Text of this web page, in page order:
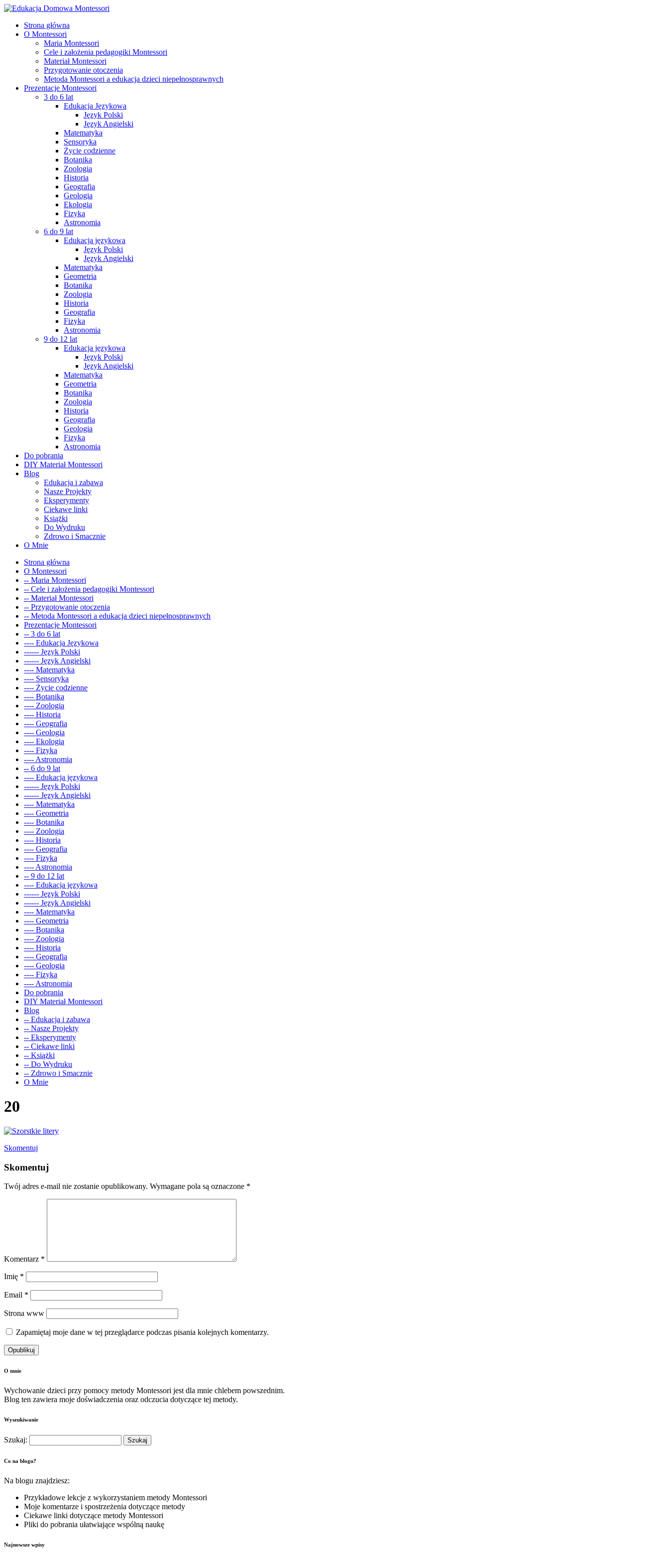
Strona główna
O Montessori
Maria Montessori
Cele i założenia pedagogiki Montessori
Materiał Montessori
Przygotowanie otoczenia
Metoda Montessori a edukacja dzieci niepełnosprawnych
Prezentacje Montessori
3 do 6 lat
Edukacja Językowa
Język Polski
Język Angielski
Matematyka
Sensoryka
Życie codzienne
Botanika
Zoologia
Historia
Geografia
Geologia
Ekologia
Fizyka
Astronomia
6 do 9 lat
Edukacja językowa
Język Polski
Język Angielski
Matematyka
Geometria
Botanika
Zoologia
Historia
Geografia
Fizyka
Astronomia
9 do 12 lat
Edukacja językowa
Język Polski
Język Angielski
Matematyka
Geometria
Botanika
Zoologia
Historia
Geografia
Geologia
Fizyka
Astronomia
Do pobrania
DIY Materiał Montessori
Blog
Edukacja i zabawa
Nasze Projekty
Eksperymenty
Ciekawe linki
Książki
Do Wydruku
Zdrowo i Smacznie
O Mnie
Strona główna
O Montessori
-- Maria Montessori
-- Cele i założenia pedagogiki Montessori
-- Materiał Montessori
-- Przygotowanie otoczenia
-- Metoda Montessori a edukacja dzieci niepełnosprawnych
Prezentacje Montessori
-- 3 do 6 lat
---- Edukacja Językowa
------ Język Polski
------ Język Angielski
---- Matematyka
---- Sensoryka
---- Życie codzienne
---- Botanika
---- Zoologia
---- Historia
---- Geografia
---- Geologia
---- Ekologia
---- Fizyka
---- Astronomia
-- 6 do 9 lat
---- Edukacja językowa
------ Język Polski
------ Język Angielski
---- Matematyka
---- Geometria
---- Botanika
---- Zoologia
---- Historia
---- Geografia
---- Fizyka
---- Astronomia
-- 9 do 12 lat
---- Edukacja językowa
------ Język Polski
------ Język Angielski
---- Matematyka
---- Geometria
---- Botanika
---- Zoologia
---- Historia
---- Geografia
---- Geologia
---- Fizyka
---- Astronomia
Do pobrania
DIY Materiał Montessori
Blog
-- Edukacja i zabawa
-- Nasze Projekty
-- Eksperymenty
-- Ciekawe linki
-- Książki
-- Do Wydruku
-- Zdrowo i Smacznie
O Mnie
20
Skomentuj
Skomentuj
Twój adres e-mail nie zostanie opublikowany. Wymagane pola są oznaczone *
Komentarz *
Imię *
Email *
Strona www
Zapamiętaj moje dane w tej przeglądarce podczas pisania kolejnych komentarzy.
O mnie
Wychowanie dzieci przy pomocy metody Montessori jest dla mnie chlebem powszednim.
Blog ten zawiera moje doświadczenia oraz odczucia dotyczące tej metody.
Wyszukiwanie
Szukaj:
Co na blogu?
Na blogu znajdziesz:
Przykładowe lekcje z wykorzystaniem metody Montessori
Moje komentarze i spostrzeżenia dotyczące metody
Ciekawe linki dotyczące metody Montessori
Pliki do pobrania ułatwiające wspólną naukę
Najnowsze wpisy